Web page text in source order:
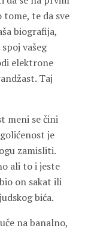
te da sve
biografija,
vašeg
elektrone
Taj
meni se čini
je
zamisliti.
ali to i jeste
on sakat ili
bića.
na banalno,